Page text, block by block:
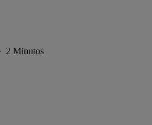
2 Minutos